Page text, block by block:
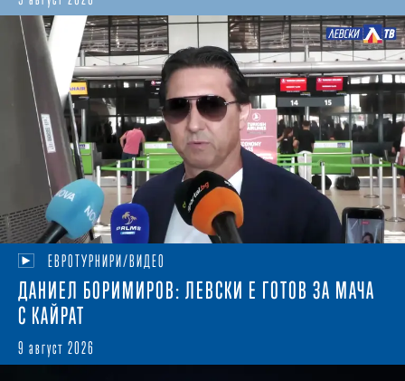
ЕВРОТУРНИРИ/ВИДЕО
ДАНИЕЛ БОРИМИРОВ: ЛЕВСКИ Е ГОТОВ ЗА МАЧА
С КАЙРАТ
9 август 2026